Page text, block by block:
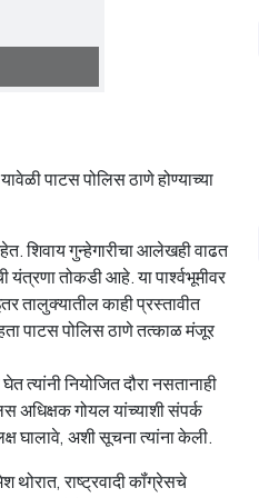
पाटस पोलिस ठाणे होण्याच्या
शिवाय गुन्हेगारीचा आलेखही वाढत
तोकडी आहे. या पार्श्वभूमीवर
तालुक्यातील काही प्रस्तावीत
पाटस पोलिस ठाणे तत्काळ मंजूर
त्यांनी नियोजित दौरा नसतानाही
अधिक्षक गोयल यांच्याशी संपर्क
घालावे, अशी सूचना त्यांना केली.
थोरात, राष्ट्रवादी कॉंग्रेसचे